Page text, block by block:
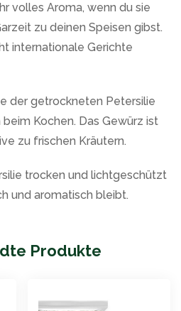
volles Aroma, wenn du sie
zu deinen Speisen gibst.
internationale Gerichte
der getrockneten Petersilie
Kochen. Das Gewürz ist
zu frischen Kräutern.
trocken und lichtgeschützt
und aromatisch bleibt.
Produkte